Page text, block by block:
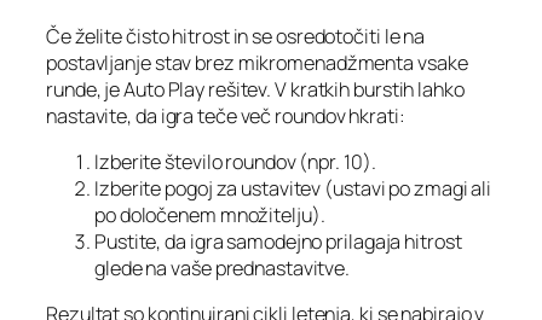
Če želite čisto hitrost in se osredotočiti le na
postavljanje stav brez mikromenadžmenta vsake
runde, je Auto Play rešitev. V kratkih burstih lahko
nastavite, da igra teče več roundov hkrati:
Izberite število roundov (npr. 10).
Izberite pogoj za ustavitev (ustavi po zmagi ali
po določenem množitelju).
Pustite, da igra samodejno prilagaja hitrost
glede na vaše prednastavitve.
Rezultat so kontinuirani cikli letenja, ki se nabirajo v